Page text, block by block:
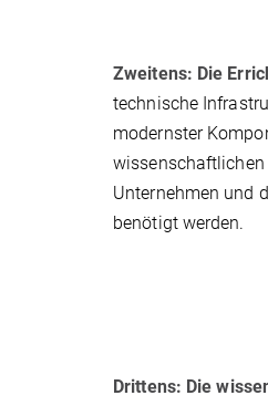
Zweitens: Die
technische
modernster
wissenschaftlichen
Unternehmen und
benötigt werden.
Drittens: Die